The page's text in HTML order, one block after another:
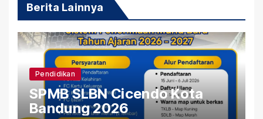
Berita Lainnya
Pendidikan
SPMB SLBN Cicendo Kota
Bandung 2026